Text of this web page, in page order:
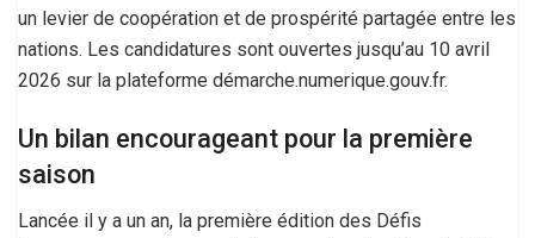
un levier de coopération et de prospérité partagée entre les
nations. Les candidatures sont ouvertes jusqu’au 10 avril
2026 sur la plateforme démarche.numerique.gouv.fr.
Un bilan encourageant pour la première
saison
Lancée il y a un an, la première édition des Défis